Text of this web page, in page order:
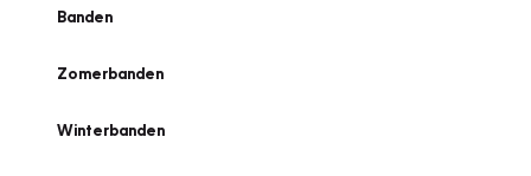
Banden
Zomerbanden
Winterbanden